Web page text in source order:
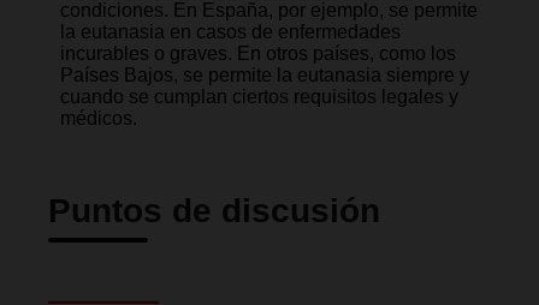
condiciones. En España, por ejemplo, se permite
la eutanasia en casos de enfermedades
incurables o graves. En otros países, como los
Países Bajos, se permite la eutanasia siempre y
cuando se cumplan ciertos requisitos legales y
médicos.
Puntos de discusión